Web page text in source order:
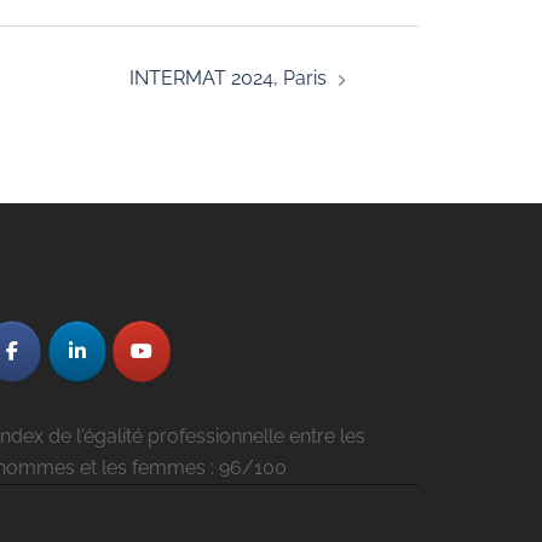
INTERMAT 2024, Paris
de l'égalité professionnelle entre les
et les femmes : 96/100